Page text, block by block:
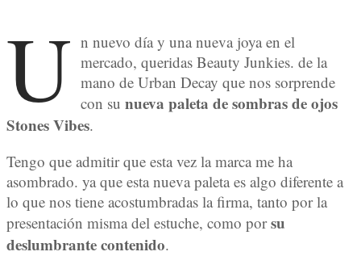
U n nuevo día y una nueva joya en el
mercado, queridas Beauty Junkies. de la
mano de Urban Decay que nos sorprende
con sunueva paleta de sombras de ojos
Stones Vibes.
Tengo que admitir que esta vez la marca me ha
asombrado. ya que esta nueva paleta es algo diferente a
lo que nos tiene acostumbradas la firma, tanto por la
presentación misma del estuche, como porsu
deslumbrante contenido.